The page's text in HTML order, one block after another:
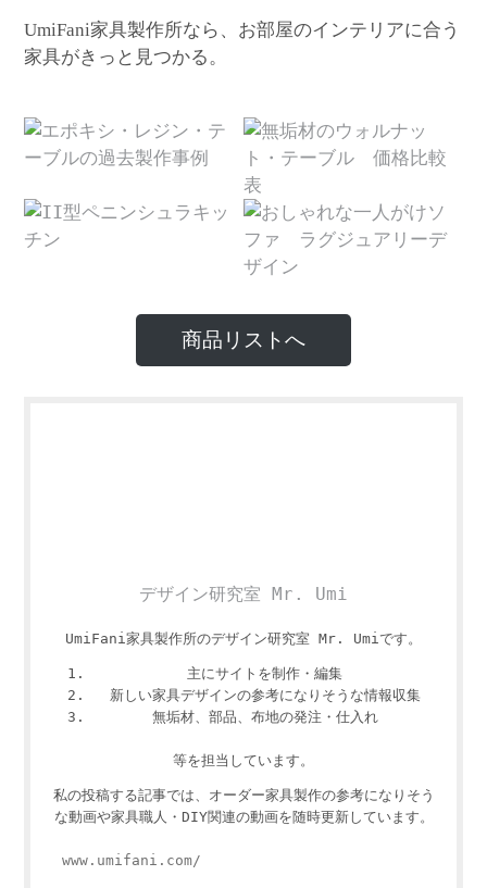
UmiFani家具製作所なら、お部屋のインテリアに合う
家具がきっと見つかる。
商品リストへ
デザイン研究室 Mr. Umi
UmiFani家具製作所のデザイン研究室 Mr. Umiです。
主にサイトを制作・編集
新しい家具デザインの参考になりそうな情報収集
無垢材、部品、布地の発注・仕入れ
等を担当しています。
私の投稿する記事では、オーダー家具製作の参考になりそう
な動画や家具職人・DIY関連の動画を随時更新しています。
www.umifani.com/